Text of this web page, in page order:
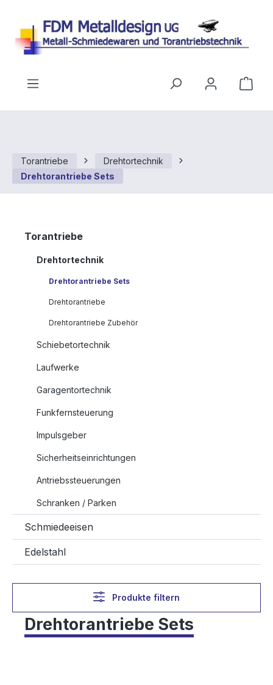
Torantriebe
Drehtortechnik
Drehtorantriebe Sets
Torantriebe
Drehtortechnik
Drehtorantriebe Sets
Drehtorantriebe
Drehtorantriebe Zubehör
Schiebetortechnik
Laufwerke
Garagentortechnik
Funkfernsteuerung
Impulsgeber
Sicherheitseinrichtungen
Antriebssteuerungen
Schranken / Parken
Schmiedeeisen
Edelstahl
Produkte filtern
Drehtorantriebe Sets